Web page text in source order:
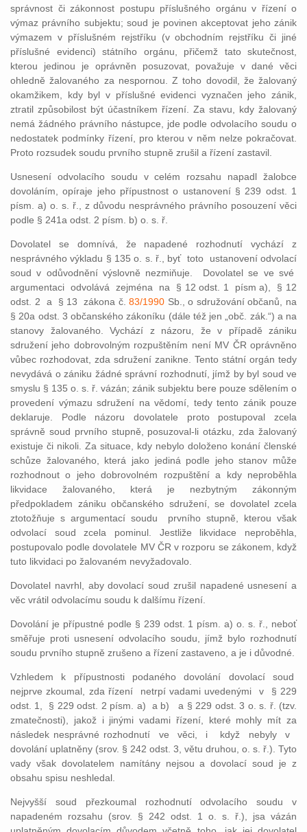
správnost či zákonnost postupu příslušného orgánu v řízení o
výmaz právního subjektu; soud je povinen akceptovat jeho zánik
výmazem v příslušném rejstříku (v obchodním rejstříku či jiné
příslušné evidenci) státního orgánu, přičemž tato skutečnost,
kterou jedinou je oprávněn posuzovat, považuje v dané věci
ohledně žalovaného za nespornou. Z toho dovodil, že žalovaný
okamžikem, kdy byl v příslušné evidenci vyznačen jeho zánik,
ztratil způsobilost být účastníkem řízení. Za stavu, kdy žalovaný
nemá žádného právního nástupce, jde podle odvolacího soudu o
nedostatek podmínky řízení, pro kterou v něm nelze pokračovat.
Proto rozsudek soudu prvního stupně zrušil a řízení zastavil.
Usnesení odvolacího soudu v celém rozsahu napadl žalobce
dovoláním, opíraje jeho přípustnost o ustanovení § 239 odst. 1
písm. a) o. s. ř., z důvodu nesprávného právního posouzení věci
podle § 241a odst. 2 písm. b) o. s. ř.
Dovolatel se domnívá, že napadené rozhodnutí vychází z
nesprávného výkladu § 135 o. s. ř., byť toto ustanovení odvolací
soud v odůvodnění výslovně nezmiňuje. Dovolatel se ve své
argumentaci odvolává zejména na § 12 odst. 1 písm a), § 12
odst. 2 a § 13 zákona č.83/1990 Sb., o sdružování občanů, na
§ 20a odst. 3 občanského zákoníku (dále též jen „obč. zák.“) a na
stanovy žalovaného. Vychází z názoru, že v případě zániku
sdružení jeho dobrovolným rozpuštěním není MV ČR oprávněno
vůbec rozhodovat, zda sdružení zanikne. Tento státní orgán tedy
nevydává o zániku žádné správní rozhodnutí, jímž by byl soud ve
smyslu § 135 o. s. ř. vázán; zánik subjektu bere pouze sdělením o
provedení výmazu sdružení na vědomí, tedy tento zánik pouze
deklaruje. Podle názoru dovolatele proto postupoval zcela
správně soud prvního stupně, posuzoval-li otázku, zda žalovaný
existuje či nikoli. Za situace, kdy nebylo doloženo konání členské
schůze žalovaného, která jako jediná podle jeho stanov může
rozhodnout o jeho dobrovolném rozpuštění a kdy neproběhla
likvidace žalovaného, která je nezbytným zákonným
předpokladem zániku občanského sdružení, se dovolatel zcela
ztotožňuje s argumentací soudu prvního stupně, kterou však
odvolací soud zcela pominul. Jestliže likvidace neproběhla,
postupovalo podle dovolatele MV ČR v rozporu se zákonem, když
tuto likvidaci po žalovaném nevyžadovalo.
Dovolatel navrhl, aby dovolací soud zrušil napadené usnesení a
věc vrátil odvolacímu soudu k dalšímu řízení.
Dovolání je přípustné podle § 239 odst. 1 písm. a) o. s. ř., neboť
směřuje proti usnesení odvolacího soudu, jímž bylo rozhodnutí
soudu prvního stupně zrušeno a řízení zastaveno, a je i důvodné.
Vzhledem k přípustnosti podaného dovolání dovolací soud
nejprve zkoumal, zda řízení netrpí vadami uvedenými v § 229
odst. 1, § 229 odst. 2 písm. a) a b) a § 229 odst. 3 o. s. ř. (tzv.
zmatečnosti), jakož i jinými vadami řízení, které mohly mít za
následek nesprávné rozhodnutí ve věci, i když nebyly v
dovolání uplatněny (srov. § 242 odst. 3, větu druhou, o. s. ř.). Tyto
vady však dovolatelem namítány nejsou a dovolací soud je z
obsahu spisu neshledal.
Nejvyšší soud přezkoumal rozhodnutí odvolacího soudu v
napadeném rozsahu (srov. § 242 odst. 1 o. s. ř.), jsa vázán